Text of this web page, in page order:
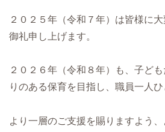
２０２５年（令和７年）は皆様に
御礼申し上げます。
２０２６年（令和８年）も、子ど
りのある保育を目指し、職員一人ひ
より一層のご支援を賜りますよう